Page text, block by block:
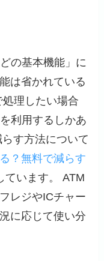
の基本機能」に
は省かれている
理したい場合
利用するしかあ
す方法について
？無料で減らす
ています。 ATM
レジやICチャー
に応じて使い分